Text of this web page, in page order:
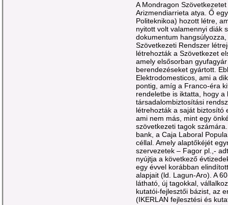
A Mondragon
Arizmendiarrieta atya. Ő
Politeknikoa) hozott létre,
nyitott volt valamennyi diák
dokumentum
Szövetkezeti Rendszer
létrehozták a Szövetkezet
amely elsősorban
berendezéseket gyártott.
Elektrodomesticos, ami a
pontig, amíg a Franco-éra
rendeletbe is iktatta, hogy
társadalombiztosítási
létrehozták a saját biztosító
ami nem más, mint egy
szövetkezeti tagok
bank, a Caja Laboral
céllal. Amely alaptőkéjét
szervezetek – Fagor pl.,-
nyújtja a következő
egy évvel korábban
alapjait (ld. Lagun-Aro). A
látható, új tagokkal,
kutatói-fejlesztői bázist, az
(IKERLAN fejlesztési és